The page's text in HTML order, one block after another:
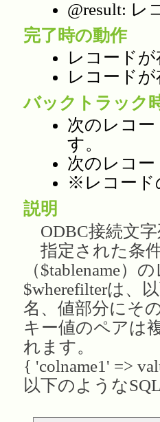
@result: レ
完了時の動作
レコード
レコード
バックトラック
次のレコ
す。
次のレコ
※レコード
説明
ODBC接続文
指定された条
（$tablename）
$wherefilterは、
名、値部分にそ
キー値のペアは
れます。
{ 'colname1' =>
以下のような